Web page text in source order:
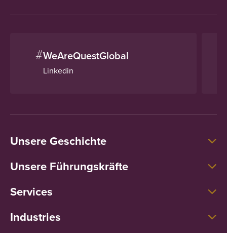
#WeAreQuestGlobal
Linkedin
Unsere Geschichte
Unsere Führungskräfte
Services
Industries